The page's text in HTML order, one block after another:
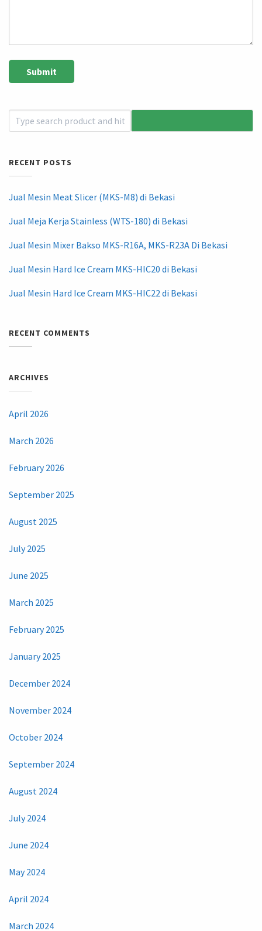
RECENT POSTS
Jual Mesin Meat Slicer (MKS-M8) di Bekasi
Jual Meja Kerja Stainless (WTS-180) di Bekasi
Jual Mesin Mixer Bakso MKS-R16A, MKS-R23A Di Bekasi
Jual Mesin Hard Ice Cream MKS-HIC20 di Bekasi
Jual Mesin Hard Ice Cream MKS-HIC22 di Bekasi
RECENT COMMENTS
ARCHIVES
April 2026
March 2026
February 2026
September 2025
August 2025
July 2025
June 2025
March 2025
February 2025
January 2025
December 2024
November 2024
October 2024
September 2024
August 2024
July 2024
June 2024
May 2024
April 2024
March 2024